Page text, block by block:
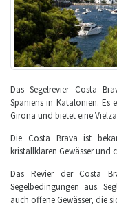
Das Segelrevier Costa
Spaniens in Katalonien. Es
Girona und bietet eine
Die Costa Brava ist
kristallklaren Gewässer und
Das Revier der Costa
Segelbedingungen aus.
auch offene Gewässer, die